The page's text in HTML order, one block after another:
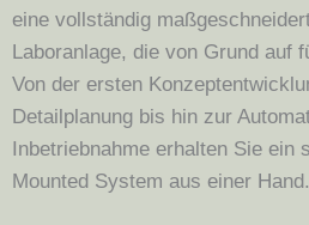
eine vollständig
Laboranlage, die von Grund auf
Von der ersten
Detailplanung bis hin zur
Inbetriebnahme erhalten Sie ein
Mounted System aus einer Hand.